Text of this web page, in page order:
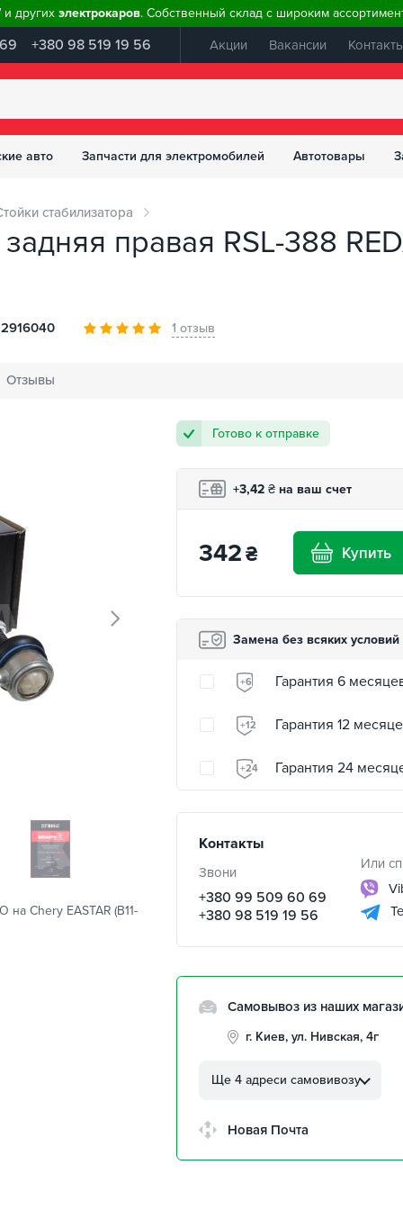
других электрокаров. Собственный склад с широким
+380 98 519 19 56 Акции Вакансии
авто Запчасти для электромобилей Автотовары
стабилизатора
правая RSL-388
Отзывы
1 отзыв
на Chery EASTAR (B11-
Готово к отправке
+3,42 ₴ на ваш счет
342₴ Купить
Замена без всяких условий
+6 Гарантия 6
+12 Гарантия 12
+24 Гарантия 24
Контакты
Звони
+380 99 509 60 69
+380 98 519 19 56
Или
Самовывоз из наших
г. Киев, ул. Нивская, 4г
Автолюбителей, 8а
26
Ще 4 адреси самовивозу
Новая Почта